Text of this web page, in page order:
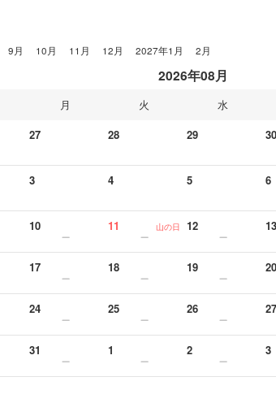
9月 10月 11月 12月 2027年1月 2月
2026年08月
月 火
水
27 28 29
3 4 5 6
10 11 山の日 12
17 18 19
24 25 26
31 1 2 3